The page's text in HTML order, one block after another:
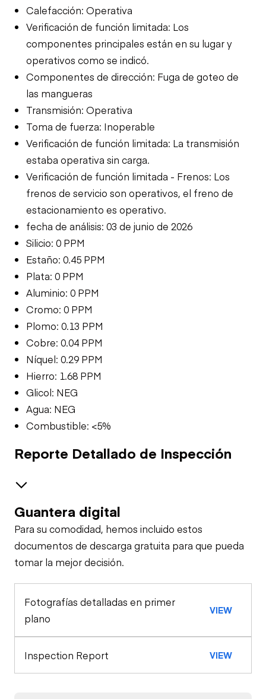
Calefacción: Operativa
Verificación de función limitada: Los
componentes principales están en su lugar y
operativos como se indicó.
Componentes de dirección: Fuga de goteo de
las mangueras
Transmisión: Operativa
Toma de fuerza: Inoperable
Verificación de función limitada: La transmisión
estaba operativa sin carga.
Verificación de función limitada - Frenos: Los
frenos de servicio son operativos, el freno de
estacionamiento es operativo.
fecha de análisis: 03 de junio de 2026
Silicio: 0 PPM
Estaño: 0.45 PPM
Plata: 0 PPM
Aluminio: 0 PPM
Cromo: 0 PPM
Plomo: 0.13 PPM
Cobre: 0.04 PPM
Níquel: 0.29 PPM
Hierro: 1.68 PPM
Glicol: NEG
Agua: NEG
Combustible: <5%
Reporte Detallado de Inspección
Brakes / Tires
Rear Axle
Cab
Window Controls
Seat Belts
Oil Sample Analysis (engine)
General Appearance
Engine
A/C Compressor
Underbody
Guantera digital
Para su comodidad, hemos incluido estos
documentos de descarga gratuita para que pueda
tomar la mejor decisión.
Fotografías detalladas en primer
plano
VIEW
Inspection Report VIEW